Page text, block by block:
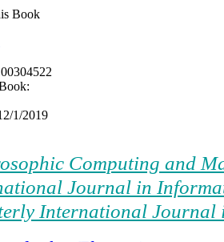
Book
1/2019
Computing and
Journal in
International Journal